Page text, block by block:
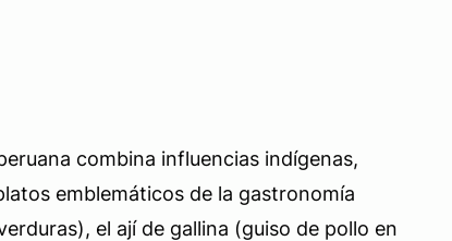
combina influencias indígenas,
emblemáticos de la gastronomía
el ají de gallina (guiso de pollo en